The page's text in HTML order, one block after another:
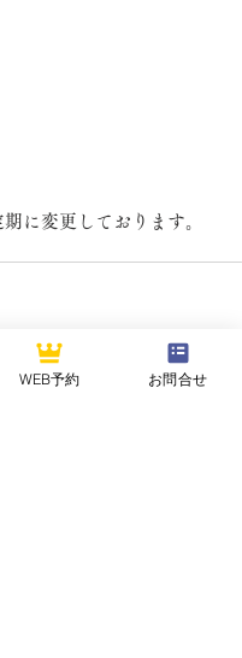
に変更しております。
WEB予約 お問合せ